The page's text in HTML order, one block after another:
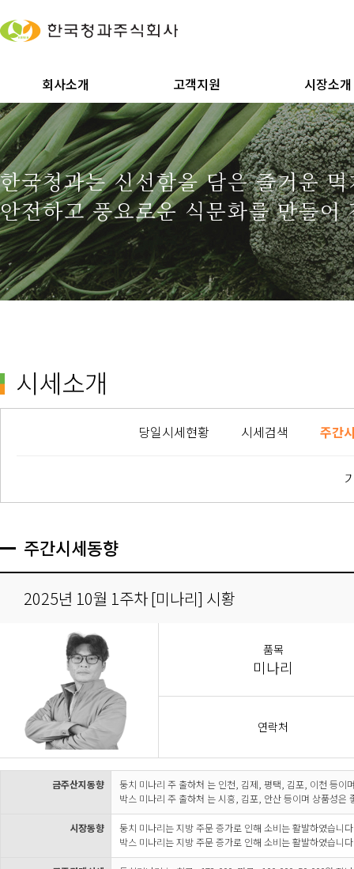
한국청과는 신선함을 담은 즐거운
안전하고 풍요로운 식문화를 만들어
시세소개
당일시세현황 시세검색 주간
주간시세동향
2025년 10월 1주차 [미나리] 시황
품목
미나리
연락처
금주산지동향
둥치 미나리 주 출하처 는 인천, 김제, 평택, 김포, 이천 등이
박스 미나리 주 출하처 는 시흥, 김포, 안산 등이며 상품성은
시장동향
둥치 미나리는 지방 주문 증가로 인해 소비는 활발하였습니다
박스 미나리는 지방 주문 증가로 인해 소비는 활발하였습니
회사소개 고객지원 시장소개